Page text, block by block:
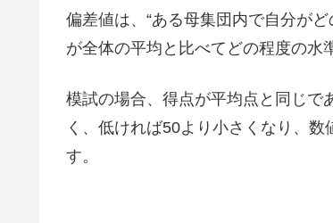
偏差値は、“ある母集団内で自分が
が全体の平均と比べてどの程度の水
模試の場合、得点が平均点と同じで
く、低ければ50より小さくなり、
す。